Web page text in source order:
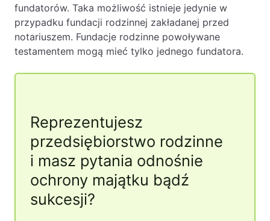
fundatorów. Taka możliwość istnieje jedynie w
przypadku fundacji rodzinnej zakładanej przed
notariuszem. Fundacje rodzinne powoływane
testamentem mogą mieć tylko jednego fundatora.
Reprezentujesz
przedsiębiorstwo rodzinne
i masz pytania odnośnie
ochrony majątku bądź
sukcesji?